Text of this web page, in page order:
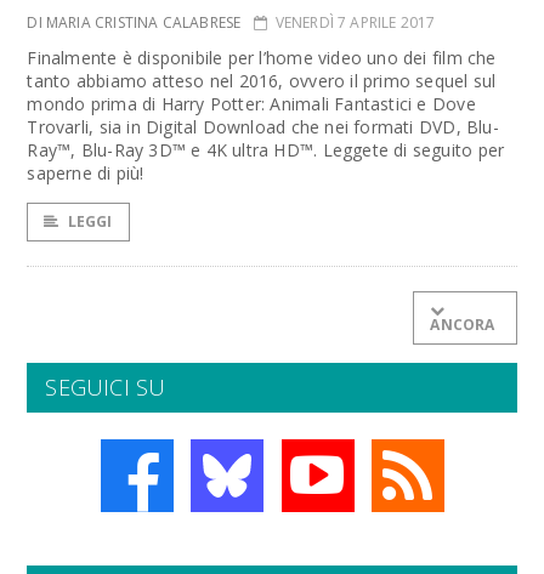
DI MARIA CRISTINA CALABRESE VENERDÌ 7 APRILE 2017
Finalmente è disponibile per l’home video uno dei film che
tanto abbiamo atteso nel 2016, ovvero il primo sequel sul
mondo prima di Harry Potter: Animali Fantastici e Dove
Trovarli, sia in Digital Download che nei formati DVD, Blu-
Ray™, Blu-Ray 3D™ e 4K ultra HD™. Leggete di seguito per
saperne di più!
LEGGI
ANCORA
SEGUICI SU